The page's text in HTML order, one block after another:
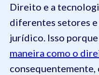
Direito e a
diferentes setores
jurídico. Isso porque
maneira como o
consequentemente,